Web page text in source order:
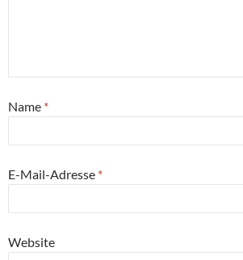
Name *
E-Mail-Adresse *
Website